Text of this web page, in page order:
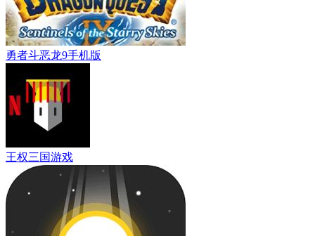
勇者斗恶龙9手机版
王权三国游戏